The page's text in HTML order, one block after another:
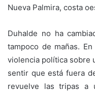
Nueva Palmira, costa
Duhalde no ha
tampoco de mañas.
violencia política sobre
sentir que está fuera
revuelve las tripas a